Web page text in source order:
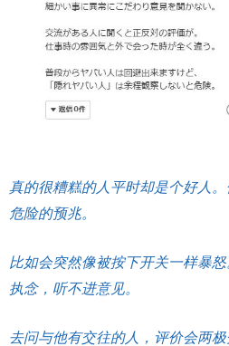
真的很糟糕的人平时却是个好人
危险的预兆。
比如会突然像被按下开关一样暴
执念，听不进意见。
去问与他有交往的人，评价会两